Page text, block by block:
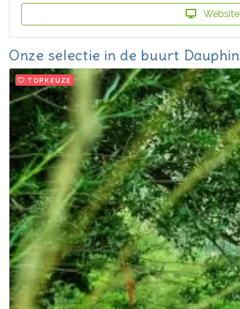
Website
Onze selectie in de buurt Dauphin
TOPKEUZE